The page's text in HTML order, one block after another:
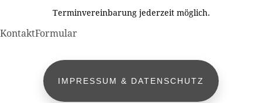
Terminvereinbarung jederzeit möglich.
KontaktFormular
IMPRESSUM & DATENSCHUTZ